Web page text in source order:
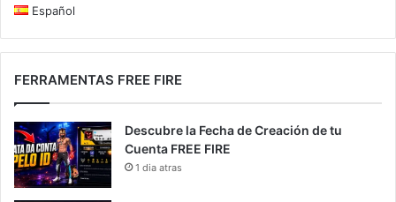
Español
FERRAMENTAS FREE FIRE
Descubre la Fecha de Creación de tu
Cuenta FREE FIRE
1 dia atras